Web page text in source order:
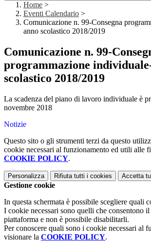
Home >
Eventi Calendario >
Comunicazione n. 99-Consegna
anno scolastico 2018/2019
Comunicazione n. 99-
programmazione
scolastico 2018/2019
La scadenza del piano di lavoro individuale è
novembre 2018
Notizie
Questo sito o gli strumenti terzi da questo
cookie necessari al funzionamento ed utili alle
COOKIE POLICY.
Personalizza Rifiuta tutti i cookies Accetta
Gestione cookie
In questa schermata è possibile scegliere quali
I cookie necessari sono quelli che consentono
piattaforma e non è possibile disabilitarli.
Per conoscere quali sono i cookie necessari al
visionare la COOKIE POLICY.